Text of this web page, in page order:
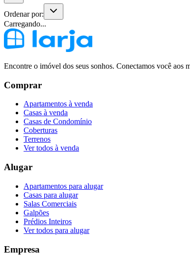
Ordenar por:
Carregando...
Encontre o imóvel dos seus sonhos. Conectamos você aos
Comprar
Apartamentos à venda
Casas à venda
Casas de Condomínio
Coberturas
Terrenos
Ver todos à venda
Alugar
Apartamentos para alugar
Casas para alugar
Salas Comerciais
Galpões
Prédios Inteiros
Ver todos para alugar
Empresa